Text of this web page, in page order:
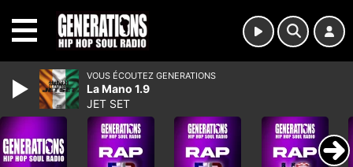
VOUS ÉCOUTEZ GENERATIONS
La Mano 1.9
JET SET